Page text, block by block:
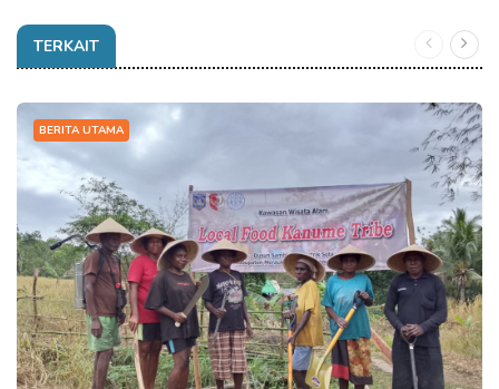
TERKAIT
BERITA UTAMA